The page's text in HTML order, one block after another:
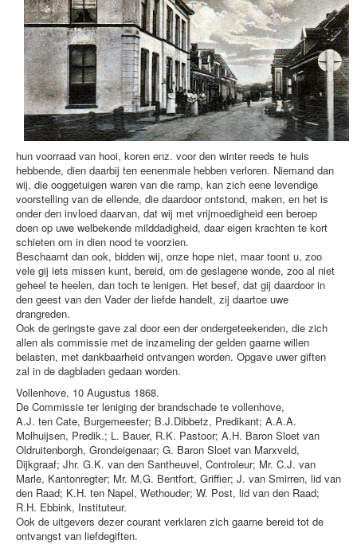
hun voorraad van hooi, koren enz. voor den winter reeds te huis
hebbende, dien daarbij ten eenenmale hebben verloren. Niemand dan
wij, die ooggetuigen waren van die ramp, kan zich eene levendige
voorstelling van de ellende, die daardoor ontstond, maken, en het is
onder den invloed daarvan, dat wij met vrijmoedigheid een beroep
doen op uwe welbekende milddadigheid, daar eigen krachten te kort
schieten om in dien nood te voorzien.
Beschaamt dan ook, bidden wij, onze hope niet, maar toont u, zoo
vele gij iets missen kunt, bereid, om de geslagene wonde, zoo al niet
geheel te heelen, dan toch te lenigen. Het besef, dat gij daardoor in
den geest van den Vader der liefde handelt, zij daartoe uwe
drangreden.
Ook de geringste gave zal door een der ondergeteekenden, die zich
allen als commissie met de inzameling der gelden gaarne willen
belasten, met dankbaarheid ontvangen worden. Opgave uwer giften
zal in de dagbladen gedaan worden.
Vollenhove, 10 Augustus 1868.
De Commissie ter leniging der brandschade te vollenhove,
A.J. ten Cate, Burgemeester; B.J.Dibbetz, Predikant; A.A.A.
Molhuijsen, Predik.; L. Bauer, R.K. Pastoor; A.H. Baron Sloet van
Oldruitenborgh, Grondeigenaar; G. Baron Sloet van Marxveld,
Dijkgraaf; Jhr. G.K. van den Santheuvel, Controleur; Mr. C.J. van
Marle, Kantonregter; Mr. M.G. Bentfort, Griffier; J. van Smirren, lid van
den Raad; K.H. ten Napel, Wethouder; W. Post, lid van den Raad;
R.H. Ebbink, Instituteur.
Ook de uitgevers dezer courant verklaren zich gaarne bereid tot de
ontvangst van liefdegiften.